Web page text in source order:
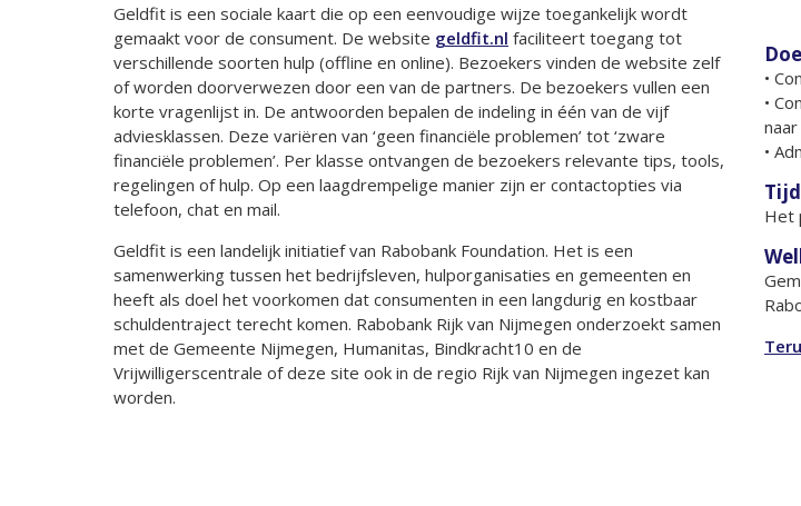
Geldfit is een sociale kaart die op een eenvoudige wijze toegankelijk wordt
gemaakt voor de consument. De website geldfit.nl faciliteert toegang tot
verschillende soorten hulp (offline en online). Bezoekers vinden de website zelf
of worden doorverwezen door een van de partners. De bezoekers vullen een
korte vragenlijst in. De antwoorden bepalen de indeling in één van de vijf
adviesklassen. Deze variëren van ‘geen financiële problemen’ tot ‘zware
financiële problemen’. Per klasse ontvangen de bezoekers relevante tips, tools,
regelingen of hulp. Op een laagdrempelige manier zijn er contactopties via
telefoon, chat en mail.
Geldfit is een landelijk initiatief van Rabobank Foundation. Het is een
samenwerking tussen het bedrijfsleven, hulporganisaties en gemeenten en
heeft als doel het voorkomen dat consumenten in een langdurig en kostbaar
schuldentraject terecht komen. Rabobank Rijk van Nijmegen onderzoekt samen
met de Gemeente Nijmegen, Humanitas, Bindkracht10 en de
Vrijwilligerscentrale of deze site ook in de regio Rijk van Nijmegen ingezet kan
worden.
•
•
•
Het